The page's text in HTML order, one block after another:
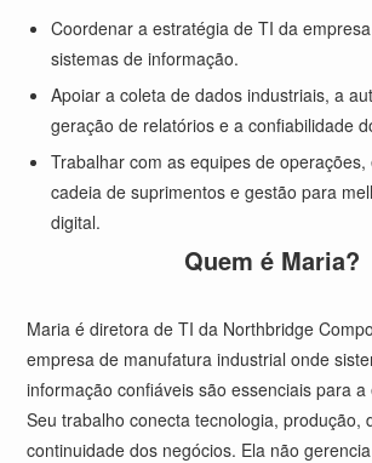
Coordenar a estratégia de TI da
sistemas de informação.
Apoiar a coleta de dados industriais, a
geração de relatórios e a confiabilidade
Trabalhar com as equipes de operações,
cadeia de suprimentos e gestão para
digital.
Quem é Maria?
Maria é diretora de TI da Northbridge
empresa de manufatura industrial onde
informação confiáveis são essenciais para
Seu trabalho conecta tecnologia, produção,
continuidade dos negócios. Ela não